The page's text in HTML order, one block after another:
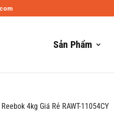
Sản Phẩm
4kg Giá Rẻ RAWT-11054CY